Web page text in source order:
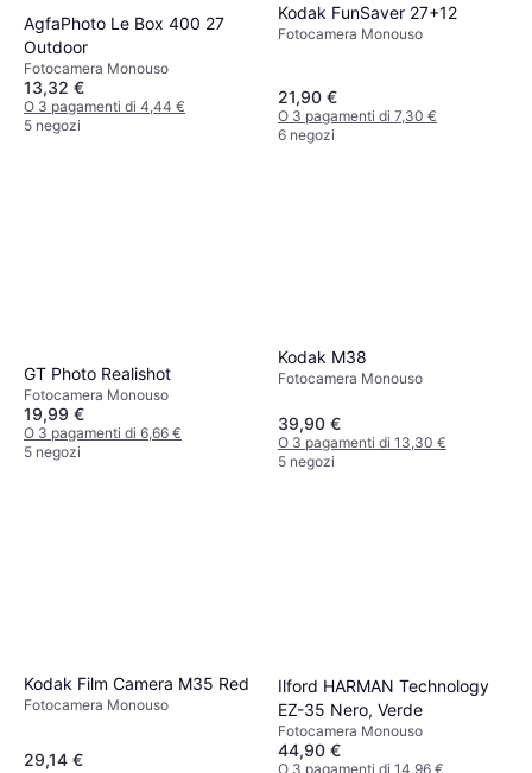
AgfaPhoto Le Box 400 27
Outdoor
Fotocamera Monouso
13,32 €
O 3 pagamenti di 4,44 €
5 negozi
Kodak FunSaver 27+12
Fotocamera Monouso
21,90 €
O 3 pagamenti di 7,30 €
6 negozi
GT Photo Realishot
Fotocamera Monouso
19,99 €
O 3 pagamenti di 6,66 €
5 negozi
Kodak M38
Fotocamera Monouso
39,90 €
O 3 pagamenti di 13,30 €
5 negozi
Kodak Film Camera M35 Red
Fotocamera Monouso
29,14 €
Ilford HARMAN Technology
EZ-35 Nero, Verde
Fotocamera Monouso
44,90 €
O 3 pagamenti di 14,96 €